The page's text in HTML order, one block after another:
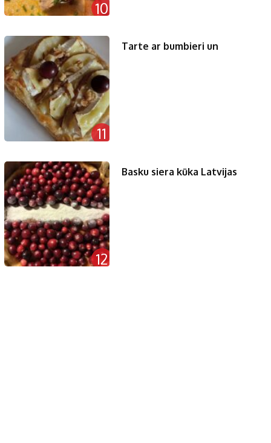
10
11
Tarte ar bumbieri un
12
Basku siera kūka Latvijas